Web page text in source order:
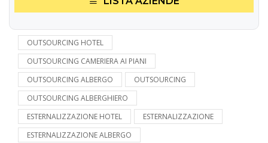
OUTSOURCING HOTEL
OUTSOURCING CAMERIERA AI PIANI
OUTSOURCING ALBERGO
OUTSOURCING
OUTSOURCING ALBERGHIERO
ESTERNALIZZAZIONE HOTEL
ESTERNALIZZAZIONE
ESTERNALIZZAZIONE ALBERGO